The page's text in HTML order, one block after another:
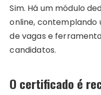
Sim. Há um módulo
online, contemplando
de vagas e
candidatos.
O certificado é